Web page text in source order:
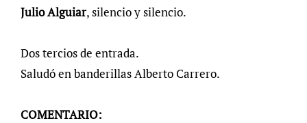
Julio Alguiar, silencio y silencio.
Dos tercios de entrada.
Saludó en banderillas Alberto Carrero.
COMENTARIO: